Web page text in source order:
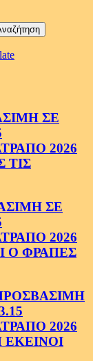
ΣΕ
2026
ΤΙΣ
ΣΕ
2026
Ο ΦΡΑΠΕΣ
2026
ΕΚΕΙΝΟΙ